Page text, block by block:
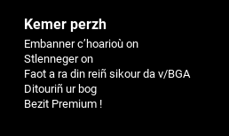
Kemer perzh
Embanner c’hoarioù on
Stlenneger on
Faot a ra din reiñ sikour da v/BGA
Ditouriñ ur bog
Bezit Premium !